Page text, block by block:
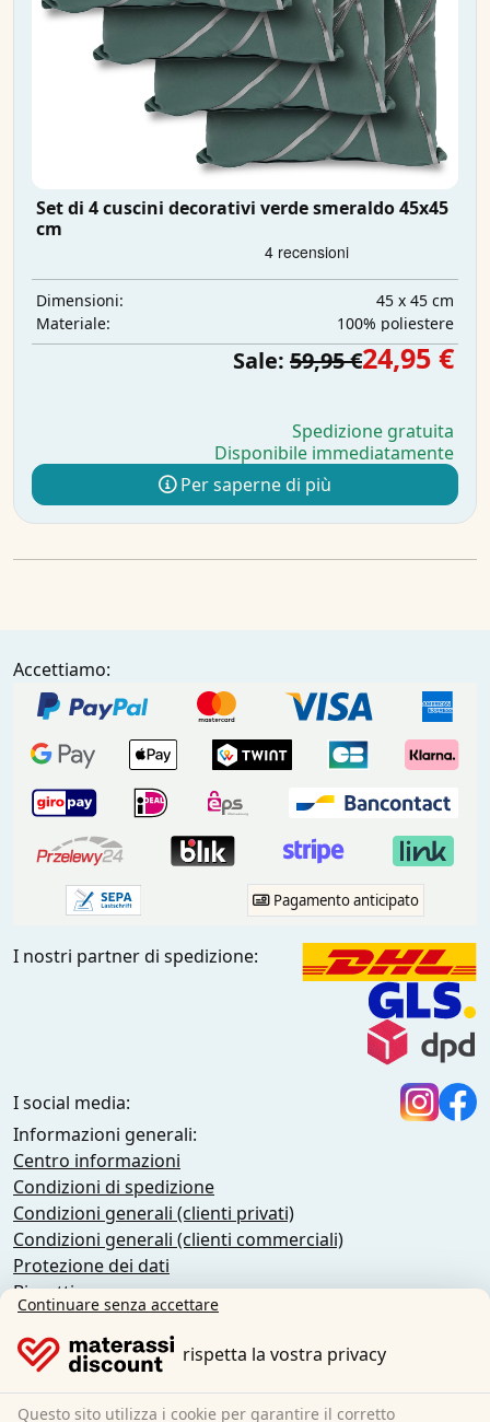
Set di 4 cuscini decorativi verde smeraldo 45x45
cm
Dimensioni:
45 x 45 cm
Materiale:
100% poliestere
Sale: 59,95 €24,95 €
Spedizione gratuita
Disponibile immediatamente
Per saperne di più
Accettiamo:
Pagamento anticipato
I nostri partner di spedizione:
I social media:
Informazioni generali:
Centro informazioni
Condizioni di spedizione
Condizioni generali (clienti privati)
Condizioni generali (clienti commerciali)
Protezione dei dati
Biscotti
Politica di cancellazione
Impronta
Recedere dal contratto
Continuare senza accettare
rispetta la vostra privacy
Questo sito utilizza i cookie per garantire il corretto